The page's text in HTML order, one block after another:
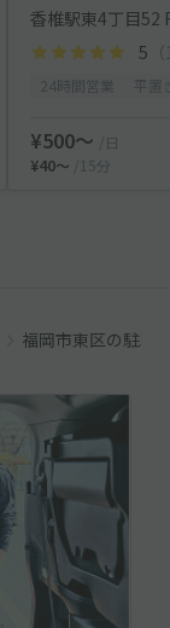
香椎駅東4丁目
5
¥500〜
/日
¥40〜
/15分
福岡市東区の駐車